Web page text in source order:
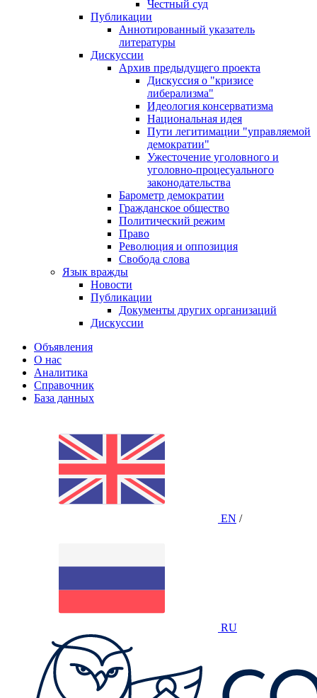
Честный суд
Публикации
Аннотированный указатель
литературы
Дискуссии
Архив предыдущего проекта
Дискуссия о "кризисе
либерализма"
Идеология консерватизма
Национальная идея
Пути легитимации "управляемой
демократии"
Ужесточение уголовного и
уголовно-процесуального
законодательства
Барометр демократии
Гражданское общество
Политический режим
Право
Революция и оппозиция
Свобода слова
Язык вражды
Новости
Публикации
Документы других организаций
Дискуссии
Объявления
О нас
Аналитика
Справочник
База данных
EN /
RU